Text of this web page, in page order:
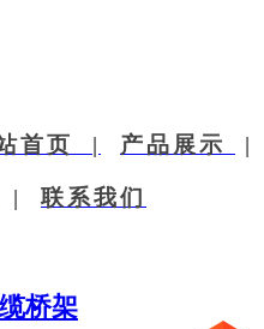
首页 | 产品展示 |
| 联系​我们
桥架